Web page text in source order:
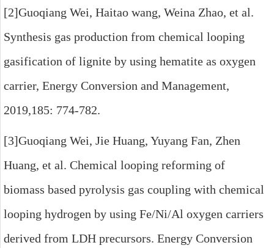
[2]Guoqiang Wei, Haitao wang, Weina Zhao, et al.
Synthesis gas production from chemical looping
gasification of lignite by using hematite as oxygen
carrier, Energy Conversion and Management,
2019,185: 774-782.
[3]Guoqiang Wei, Jie Huang, Yuyang Fan, Zhen
Huang, et al. Chemical looping reforming of
biomass based pyrolysis gas coupling with chemical
looping hydrogen by using Fe/Ni/Al oxygen carriers
derived from LDH precursors. Energy Conversion